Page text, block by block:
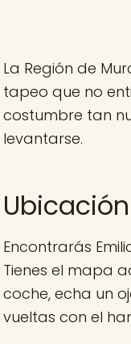
La Región de
tapeo que no
costumbre tan
levantarse.
Encontrarás
Tienes el mapa
coche, echa un
vueltas con el